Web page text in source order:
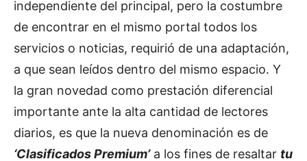
independiente del principal, pero la costumbre
de encontrar en el mismo portal todos los
servicios o noticias, requirió de una adaptación,
a que sean leídos dentro del mismo espacio. Y
la gran novedad como prestación diferencial
importante ante la alta cantidad de lectores
diarios, es que la nueva denominación es de
‘Clasificados Premium’a los fines de resaltar tu